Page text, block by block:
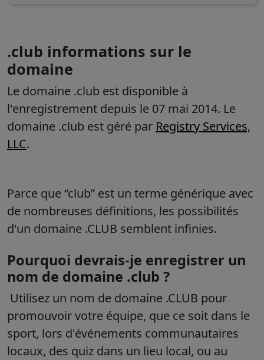
.club informations sur le
domaine
Le domaine .club est disponible à
l'enregistrement depuis le 07 mai 2014. Le
domaine .club est géré par Registry Services,
LLC.
Parce que “club” est un terme générique avec
de nombreuses définitions, les possibilités
d'un domaine .CLUB semblent infinies.
Pourquoi devrais-je enregistrer un
nom de domaine .club ?
Utilisez un nom de domaine .CLUB pour
promouvoir votre équipe, que ce soit dans le
sport, lors d'événements communautaires
locaux, des quiz dans un lieu local, ou au